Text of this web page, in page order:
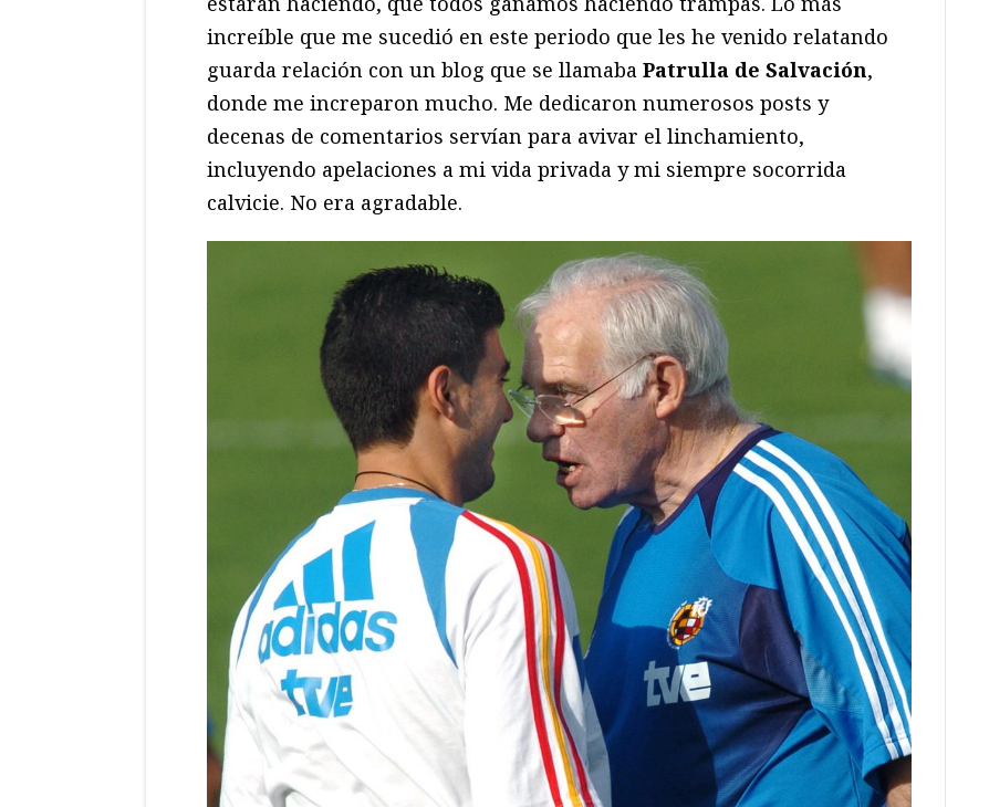
increíble que me sucedió en este periodo que les he venido relatando
guarda relación con un blog que se llamaba Patrulla de Salvación,
donde me increparon mucho. Me dedicaron numerosos posts y
decenas de comentarios servían para avivar el linchamiento,
incluyendo apelaciones a mi vida privada y mi siempre socorrida
calvicie. No era agradable.